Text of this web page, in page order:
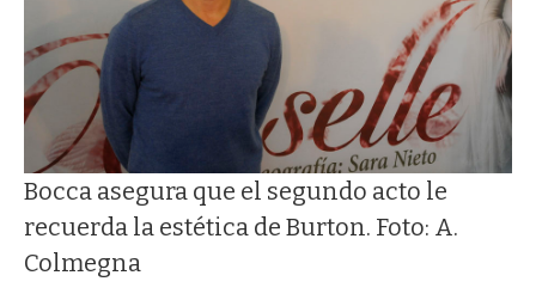
Bocca asegura que el segundo acto le
recuerda la estética de Burton. Foto: A.
Colmegna